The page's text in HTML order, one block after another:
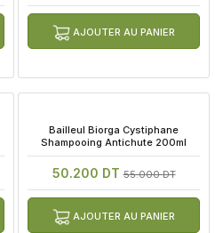
AJOUTER AU PANIER
Bailleul Biorga Cystiphane
Shampooing Antichute 200ml
50.200 DT55.000 DT
AJOUTER AU PANIER